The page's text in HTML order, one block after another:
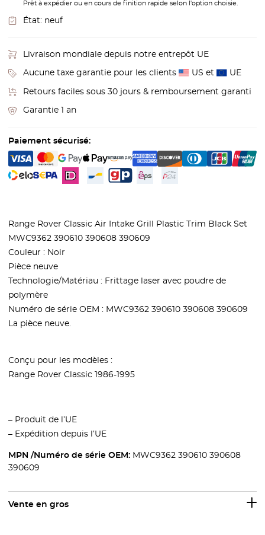
Prêt à expédier ou en cours de finition rapide selon l'option choisie.
État: neuf
Livraison mondiale depuis notre entrepôt UE
Aucune taxe garantie pour les clients US et UE
Retours faciles sous 30 jours & remboursement garanti
Garantie 1 an
Paiement sécurisé:
Range Rover Classic Air Intake Grill Plastic Trim Black Set
MWC9362 390610 390608 390609
Couleur : Noir
Pièce neuve
Technologie/Matériau : Frittage laser avec poudre de
polymère
Numéro de série OEM : MWC9362 390610 390608 390609
La pièce neuve
Conçu pour les modèles :
Range Rover Classic 1986-1995
– Produit de l’UE
– Expédition depuis l’UE
MPN /Numéro de série OEM: MWC9362 390610 390608
390609
Vente en gros